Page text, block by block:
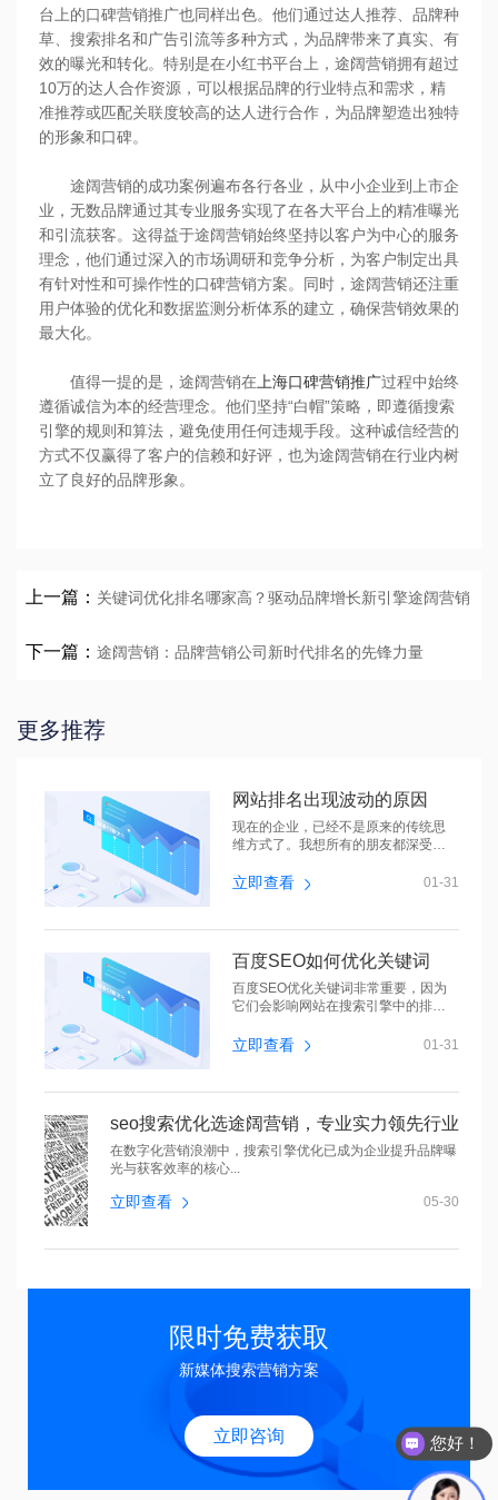
台上的口碑营销推广也同样出色。他们通过达人推荐、品牌种
草、搜索排名和广告引流等多种方式，为品牌带来了真实、有
效的曝光和转化。特别是在小红书平台上，途阔营销拥有超过
10万的达人合作资源，可以根据品牌的行业特点和需求，精
准推荐或匹配关联度较高的达人进行合作，为品牌塑造出独特
的形象和口碑。
途阔营销的成功案例遍布各行各业，从中小企业到上市企
业，无数品牌通过其专业服务实现了在各大平台上的精准曝光
和引流获客。这得益于途阔营销始终坚持以客户为中心的服务
理念，他们通过深入的市场调研和竞争分析，为客户制定出具
有针对性和可操作性的口碑营销方案。同时，途阔营销还注重
用户体验的优化和数据监测分析体系的建立，确保营销效果的
最大化。
值得一提的是，途阔营销在 上海口碑营销推广过程中始终
遵循诚信为本的经营理念。他们坚持“白帽”策略，即遵循搜索
引擎的规则和算法，避免使用任何违规手段。这种诚信经营的
方式不仅赢得了客户的信赖和好评，也为途阔营销在行业内树
立了良好的品牌形象。
上一篇： 关键词优化排名哪家高？驱动品牌增长新引擎途阔营销
下一篇：途阔营销：品牌营销公司新时代排名的先锋力量
更多推荐
网站排名出现波动的原因
现在的企业，已经不是原来的传统思
维方式了。我想所有的朋友都深受感
立即查看 01-31
百度SEO如何优化关键词
百度SEO优化关键词非常重要，因为
它们会影响网站在搜索引擎中的排
立即查看 01-31
seo搜索优化选途阔营销，专业实力领先行业
在数字化营销浪潮中，搜索引擎优化已成为企业提升品牌曝
光与获客效率的核心...
立即查看 05-30
限时免费获取
新媒体搜索营销方案
立即咨询
您好！
欢迎来到途阔！